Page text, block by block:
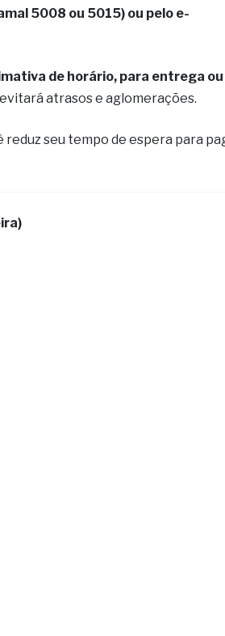
5008 ou 5015) ou pelo e-
de horário, para entrega
atrasos e aglomerações.
seu tempo de espera para